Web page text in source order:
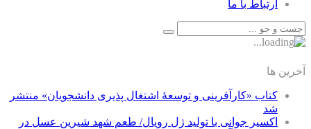
ارتباط با ما
آخرین ها
کتاب «کارآفرینی و توسعۀ اشتغال پذیری دانشجویان» منتشر
شد
اکسیر جوانی با تولید ژل رویال/ طعم شهد شیرین عسل‌ در